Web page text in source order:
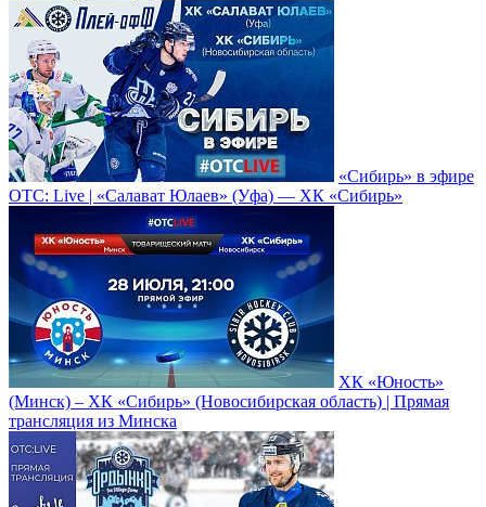
«Сибирь» в эфире
ОТС: Live | «Салават Юлаев» (Уфа) — ХК «Сибирь»
ХК «Юность»
(Минск) – ХК «Сибирь» (Новосибирская область) | Прямая
трансляция из Минска